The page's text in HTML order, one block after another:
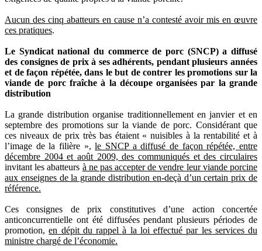
Aucun des cinq abatteurs en cause n’a contesté avoir mis en œuvre
ces pratiques.
Le Syndicat national du commerce de porc (SNCP) a diffusé
des consignes de prix à ses adhérents, pendant plusieurs années
et de façon répétée, dans le but de contrer les promotions sur la
viande de porc fraîche à la découpe organisées par la grande
distribution
La grande distribution organise traditionnellement en janvier et en
septembre des promotions sur la viande de porc. Considérant que
ces niveaux de prix très bas étaient « nuisibles à la rentabilité et à
l’image de la filière »,le SNCP a diffusé de façon répétée, entre
décembre 2004 et août 2009, des communiqués et des circulaires
invitant les abatteurs à ne pas accepter de vendre leur viande porcine
aux enseignes de la grande distribution en-deçà d’un certain prix de
référence.
Ces consignes de prix constitutives d’une action concertée
anticoncurrentielle ont été diffusées pendant plusieurs périodes de
promotion,en dépit du rappel à la loi effectué par les services du
ministre chargé de l’économie.